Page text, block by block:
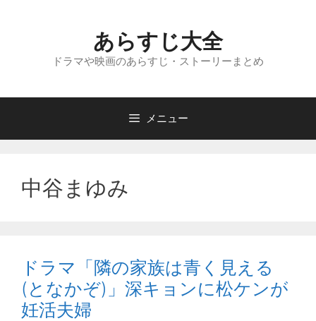
へ
あらすじ大全
ドラマや映画のあらすじ・ストーリーまとめ
メニュー
中谷まゆみ
ドラマ「隣の家族は青く見える
(となかぞ)」深キョンに松ケンが
妊活夫婦